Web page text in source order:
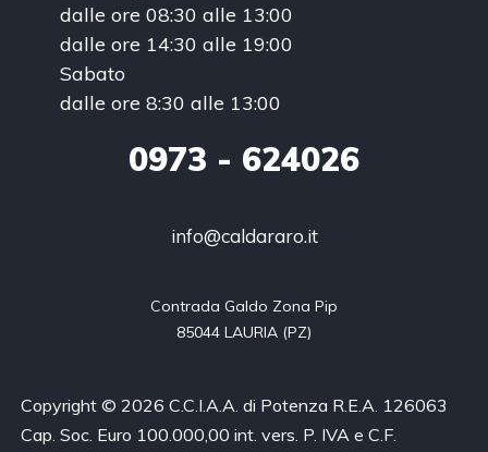
dalle ore 08:30 alle 13:00
dalle ore 14:30 alle 19:00
Sabato
dalle ore 8:30 alle 13:00
0973 - 624026
info@caldararo.it
Contrada Galdo Zona Pip
85044 LAURIA (PZ)
Copyright © 2026 C.C.I.A.A. di Potenza R.E.A. 126063
Cap. Soc. Euro 100.000,00 int. vers. P. IVA e C.F.